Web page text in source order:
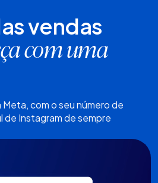
vendas
com uma
com o seu número de
de Instagram de sempre